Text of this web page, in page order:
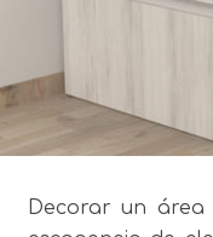
Decorar un